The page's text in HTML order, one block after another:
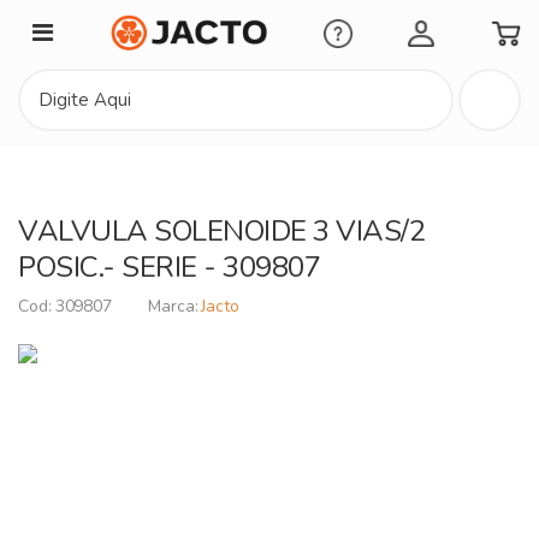
Minha Conta
VALVULA SOLENOIDE 3 VIAS/2
POSIC.- SERIE - 309807
309807 Jacto